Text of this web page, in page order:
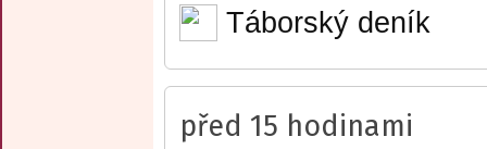
Táborský deník
před 15 hodinami